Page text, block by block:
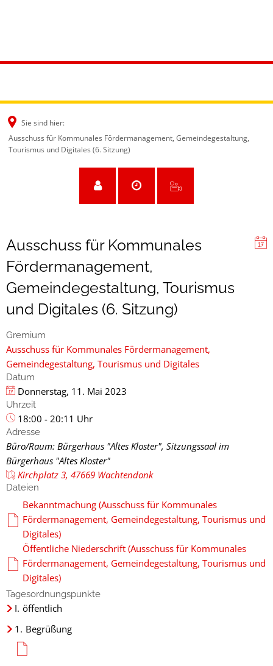
Sie sind hier:
Ausschuss für Kommunales Fördermanagement, Gemeindegestaltung,
Tourismus und Digitales (6. Sitzung)
Ausschuss für Kommunales
Fördermanagement,
Gemeindegestaltung, Tourismus
und Digitales (6. Sitzung)
Gremium
Ausschuss für Kommunales Fördermanagement,
Gemeindegestaltung, Tourismus und Digitales
Datum
Donnerstag, 11. Mai 2023
Uhrzeit
18:00 - 20:11 Uhr
Adresse
Büro/Raum: Bürgerhaus "Altes Kloster", Sitzungssaal im
Bürgerhaus "Altes Kloster"
Kirchplatz 3, 47669 Wachtendonk
Dateien
Bekanntmachung (Ausschuss für Kommunales
Fördermanagement, Gemeindegestaltung, Tourismus und
Digitales)
Öffentliche Niederschrift (Ausschuss für Kommunales
Fördermanagement, Gemeindegestaltung, Tourismus und
Digitales)
Tagesordnungspunkte
I. öffentlich
1. Begrüßung